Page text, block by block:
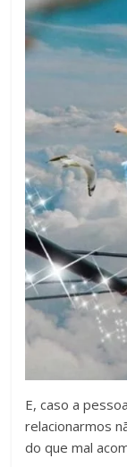
E, caso a
relacionarmos
do que mal